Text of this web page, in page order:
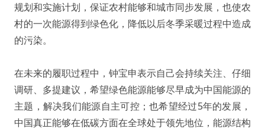
规划和实施计划，保证农村能够和城市同步发展，也使农
村的一次能源得到绿色化，降低以后冬季采暖过程中造成
的污染。
在未来的履职过程中，钟宝申表示自己会持续关注、仔细
调研、多提建议，希望绿色能源能够尽早成为中国能源的
主题，解决我们能源自主可控；也希望经过5年的发展，
中国真正能够在低碳方面在全球处于领先地位，能源结构